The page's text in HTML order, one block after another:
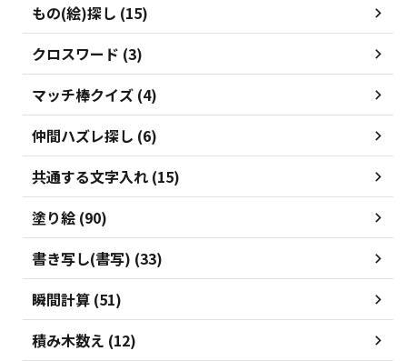
もの(絵)探し (15)
クロスワード (3)
マッチ棒クイズ (4)
仲間ハズレ探し (6)
共通する文字入れ (15)
塗り絵 (90)
書き写し(書写) (33)
瞬間計算 (51)
積み木数え (12)